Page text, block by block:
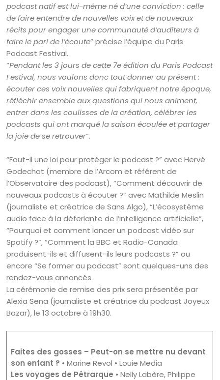
podcast natif est lui-même né d’une conviction : celle
de faire entendre de nouvelles voix et de nouveaux
récits pour engager une communauté d’auditeurs à
faire le pari de l’écoute” précise l’équipe du Paris
Podcast Festival.
“Pendant les 3 jours de cette 7e édition du Paris Podcast
Festival, nous voulons donc tout donner au présent :
écouter ces voix nouvelles qui fabriquent notre époque,
réfléchir ensemble aux questions qui nous animent,
entrer dans les coulisses de la création, célébrer les
podcasts qui ont marqué la saison écoulée et partager
la joie de se retrouver“.
“Faut-il une loi pour protéger le podcast ?” avec Hervé
Godechot (membre de l’Arcom et référent de
l’Observatoire des podcast), “Comment découvrir de
nouveaux podcasts à écouter ?” avec Mathilde Meslin
(journaliste et créatrice de Sans Algo), “L’écosystème
audio face à la déferlante de l’intelligence artificielle”,
“Pourquoi et comment lancer un podcast vidéo sur
Spotify ?”, “Comment la BBC et Radio-Canada
produisent-ils et diffusent-ils leurs podcasts ?” ou
encore “Se former au podcast” sont quelques-uns des
rendez-vous annoncés.
La cérémonie de remise des prix sera présentée par
Alexia Sena (journaliste et créatrice du podcast Joyeux
Bazar), le 13 octobre à 19h30.
Faites des gosses – Peut-on se mettre nu devant
son enfant ? • Marine Revol • Louie Media
Les voyages de Pétrarque • Nelly Labère, Philippe